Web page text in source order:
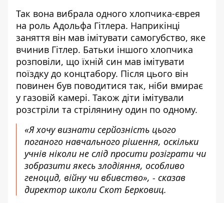
Так вона вибрала одного хлопчика-єврея
на роль Адольфа Гітлера. Наприкінці
заняття він мав імітувати самогубство, яке
вчинив Гітлер. Батьки іншого хлопчика
розповіли, що їхній син мав імітувати
поїздку до концтабору. Після цього він
повинен був поводитися так, ніби вмирає
у газовій камері. Також діти імітували
розстріли та стрілянину один по одному.
«Я хочу визнати серйозність цього
поганого навчального рішення, оскільки
учнів ніколи не слід просити розіграти чи
зобразити якесь злодіяння, особливо
геноцид, війну чи вбивство», - сказав
директор школи Скот Берковиц.